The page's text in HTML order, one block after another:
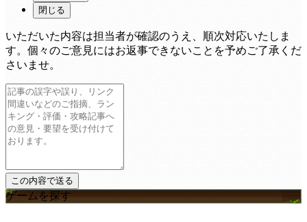
閉じる
いただいた内容は担当者が確認のうえ、順次対応いたしま
す。個々のご意見にはお返事できないことを予めご了承くだ
さいませ。
ゲームを探す